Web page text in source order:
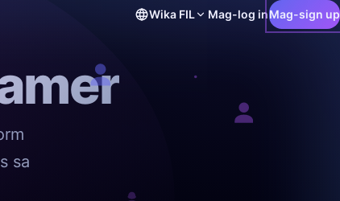
Wika FIL Mag-log inMag-sign up
sa